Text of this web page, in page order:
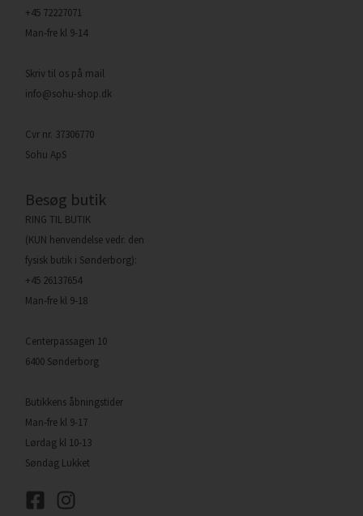
+45 72227071
Man-fre kl 9-14
Skriv til os på mail
info@sohu-shop.dk
Cvr nr. 37306770
Sohu ApS
Besøg butik
RING TIL BUTIK
(KUN henvendelse vedr. den
fysisk butik i Sønderborg):
+45 26137654
Man-fre kl 9-18
Centerpassagen 10
6400 Sønderborg
Butikkens åbningstider
Man-fre kl 9-17
Lørdag kl 10-13
Søndag Lukket